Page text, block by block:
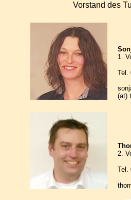
Vorstand des
1.
Tel.
(at)
2.
Tel.